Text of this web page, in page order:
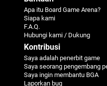
Apa itu Board Game Arena?
Siapa kami
F.A.Q.
Hubungi kami / Dukung
Kontribusi
Saya adalah penerbit game
Saya seorang pengembang
Saya ingin membantu BGA
Laporkan bug